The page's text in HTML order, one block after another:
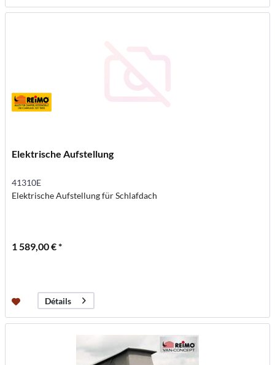
Elektrische Aufstellung
41310E
Elektrische Aufstellung für Schlafdach
1 589,00 € *
Détails